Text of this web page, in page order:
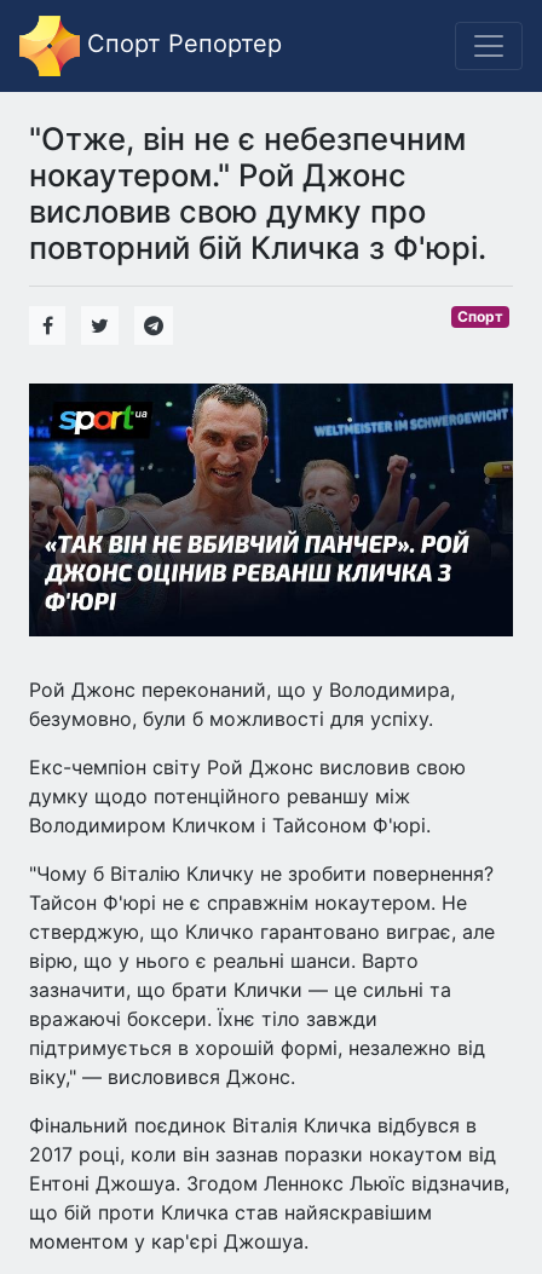
Спорт Репортер
"Отже, він не є небезпечним
нокаутером." Рой Джонс
висловив свою думку про
повторний бій Кличка з Ф'юрі.
Спорт
Рой Джонс переконаний, що у Володимира,
безумовно, були б можливості для успіху.
Екс-чемпіон світу Рой Джонс висловив свою
думку щодо потенційного реваншу між
Володимиром Кличком і Тайсоном Ф'юрі.
"Чому б Віталію Кличку не зробити повернення?
Тайсон Ф'юрі не є справжнім нокаутером. Не
стверджую, що Кличко гарантовано виграє, але
вірю, що у нього є реальні шанси. Варто
зазначити, що брати Клички — це сильні та
вражаючі боксери. Їхнє тіло завжди
підтримується в хорошій формі, незалежно від
віку," — висловився Джонс.
Фінальний поєдинок Віталія Кличка відбувся в
2017 році, коли він зазнав поразки нокаутом від
Ентоні Джошуа. Згодом Леннокс Льюїс відзначив,
що бій проти Кличка став найяскравішим
моментом у кар'єрі Джошуа.